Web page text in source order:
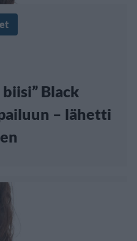
Black
– lähetti